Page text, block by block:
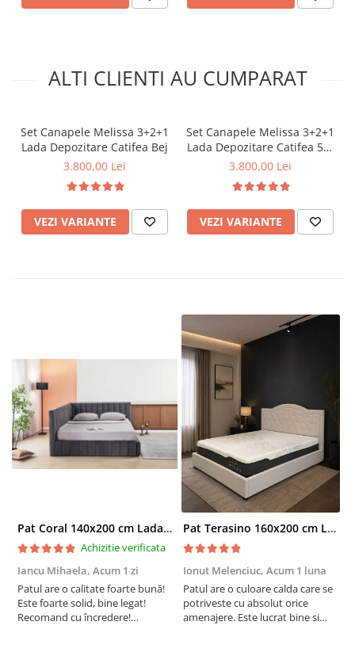
ALTI CLIENTI AU CUMPARAT
Set Canapele Melissa 3+2+1
Lada Depozitare Catifea Bej
3.800,00 Lei
VEZI VARIANTE
Set Canapele Melissa 3+2+1
Lada Depozitare Catifea 51-
103 Gri
3.800,00 Lei
VEZI VARIANTE
Pat Coral 140x200 cm Lada Depozitare Tapitat Catifea Gri Somiera Inclusa ( ML 2526 )
Achizitie verificata
Iancu Mihaela, Acum 1 zi
Patul are o calitate foarte bună!
Este foarte solid, bine legat!
Recomand cu încredere!
Pat Terasino 160x200 cm Lada Depozitare Tapitat Stofa Bej Somiera Inclusa
Ionut Melenciuc, Acum 1 luna
Patul are o culoare calda care se
potriveste cu absolut orice
amenajere. Este lucrat bine si